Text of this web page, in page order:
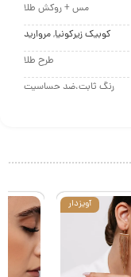
مس + روکش طلا
زیرکونیا,مروارید
ثابت،ضد حساسیت
آویزدار